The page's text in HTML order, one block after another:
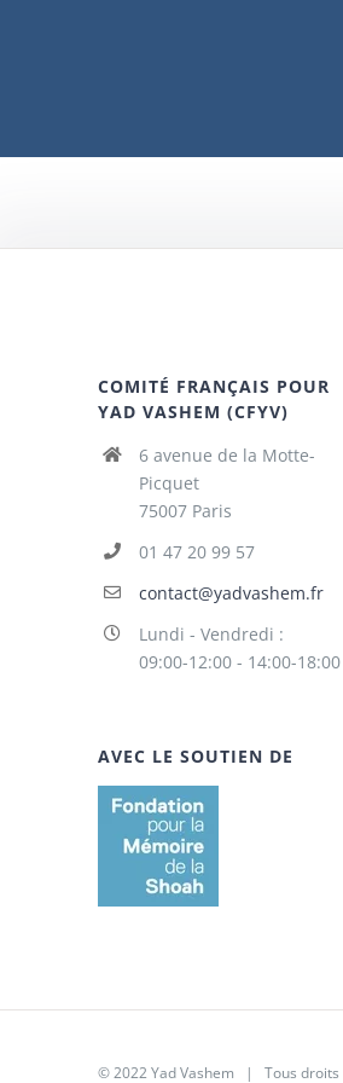
COMITÉ FRANÇAIS POUR
YAD VASHEM (CFYV)
6 avenue de la Motte-
Picquet
75007 Paris
01 47 20 99 57
contact@yadvashem.fr
Lundi - Vendredi :
09:00-12:00 - 14:00-18:00
AVEC LE SOUTIEN DE
© 2022 Yad Vashem | Tous